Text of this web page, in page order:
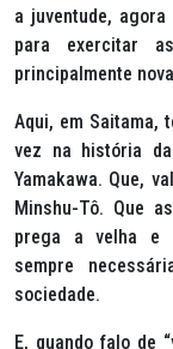
a juventude, agora
para exercitar
principalmente
Aqui, em Saitama,
vez na história
Yamakawa. Que,
Minshu-Tô. Que
prega a velha e
sempre
sociedade.
E, quando falo de